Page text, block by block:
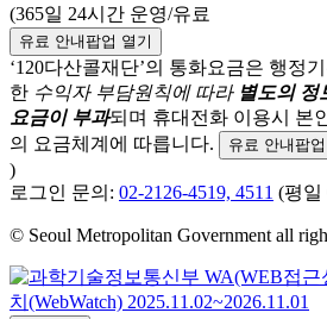
(365일 24시간 운영/유료
유료 안내팝업 열기
‘120다산콜재단’의 통화요금은 행정
한 수익자 부담원칙에 따라 별도의 정
요금이 부과되며 휴대전화 이용시 본
의 요금체계에 따릅니다.
유료 안내팝
)
로그인 문의: 02-2126-4519, 4511 (평일
© Seoul Metropolitan Government all